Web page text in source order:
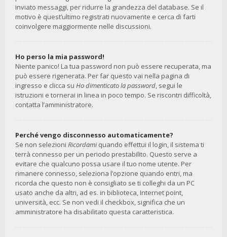
inviato messaggi, per ridurre la grandezza del database. Se il
motivo è quest’ultimo registrati nuovamente e cerca di farti
coinvolgere maggiormente nelle discussioni.
Ho perso la mia password!
Niente panico! La tua password non può essere recuperata, ma
può essere rigenerata. Per far questo vai nella pagina di
ingresso e clicca su Ho dimenticato la password, segui le
istruzioni e tornerai in linea in poco tempo. Se riscontri difficoltà,
contatta l’amministratore.
Perché vengo disconnesso automaticamente?
Se non selezioni Ricordamiquando effettui il login, il sistema ti
terrà connesso per un periodo prestabilito. Questo serve a
evitare che qualcuno possa usare il tuo nome utente. Per
rimanere connesso, seleziona l’opzione quando entri, ma
ricorda che questo non è consigliato se ti colleghi da un PC
usato anche da altri, ad es. in biblioteca, Internet point,
università, ecc. Se non vedi il checkbox, significa che un
amministratore ha disabilitato questa caratteristica.